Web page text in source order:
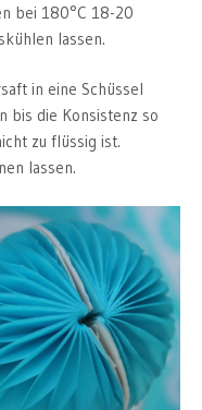
bei 180°C 18-20
lassen.
in eine Schüssel
bis die Konsistenz so
zu flüssig ist.
lassen.